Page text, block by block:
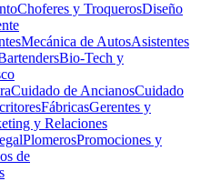
Choferes y TroquerosDiseño
Mecánica de AutosAsistentes
Bio-Tech y
Cuidado de AncianosCuidado
FábricasGerentes y
y Relaciones
PlomerosPromociones y
de